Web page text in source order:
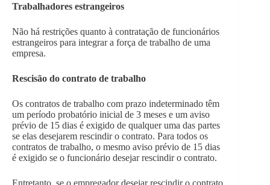
Trabalhadores estrangeiros
Não há restrições quanto à contratação de funcionários
estrangeiros para integrar a força de trabalho de uma
empresa.
Rescisão do contrato de trabalho
Os contratos de trabalho com prazo indeterminado têm
um período probatório inicial de 3 meses e um aviso
prévio de 15 dias é exigido de qualquer uma das partes
se elas desejarem rescindir o contrato. Para todos os
contratos de trabalho, o mesmo aviso prévio de 15 dias
é exigido se o funcionário desejar rescindir o contrato.
Entretanto, se o empregador desejar rescindir o contrato,